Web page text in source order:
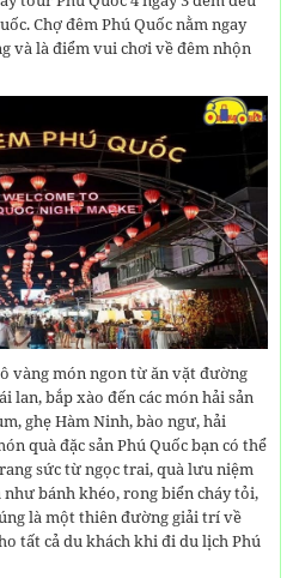
Chợ đêm Phú Quốc nằm ngay
và là điểm vui chơi về đêm nhộn
vàng món ngon từ ăn vặt đường
lan, bắp xào đến các món hải sản
ghẹ Hàm Ninh, bào ngư, hải
quà đặc sản Phú Quốc bạn có thể
sức từ ngọc trai, quà lưu niệm
bánh khéo, rong biển cháy tỏi,
là một thiên đường giải trí về
tất cả du khách khi đi du lịch Phú